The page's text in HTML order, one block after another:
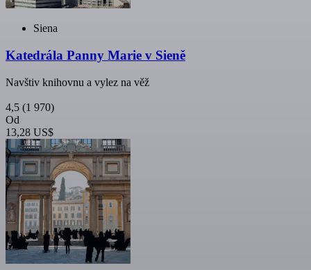
Siena
Katedrála Panny Marie v Sieně
Navštiv knihovnu a vylez na věž
4,5 (1 970)
Od
13,28 US$